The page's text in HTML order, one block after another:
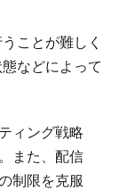
ことが難しく
などによって
ィング戦略
また、配信
制限を克服